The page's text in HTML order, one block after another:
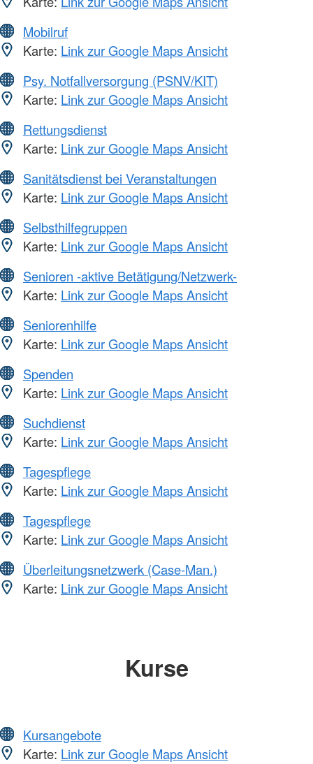
Mobilruf
Karte: Link zur Google Maps Ansicht
Psy. Notfallversorgung (PSNV/KIT)
Karte: Link zur Google Maps Ansicht
Rettungsdienst
Karte: Link zur Google Maps Ansicht
Sanitätsdienst bei Veranstaltungen
Karte: Link zur Google Maps Ansicht
Selbsthilfegruppen
Karte: Link zur Google Maps Ansicht
Senioren -aktive Betätigung/Netzwerk-
Karte: Link zur Google Maps Ansicht
Seniorenhilfe
Karte: Link zur Google Maps Ansicht
Spenden
Karte: Link zur Google Maps Ansicht
Suchdienst
Karte: Link zur Google Maps Ansicht
Tagespflege
Karte: Link zur Google Maps Ansicht
Tagespflege
Karte: Link zur Google Maps Ansicht
Überleitungsnetzwerk (Case-Man.)
Karte: Link zur Google Maps Ansicht
Kurse
Kursangebote
Karte: Link zur Google Maps Ansicht